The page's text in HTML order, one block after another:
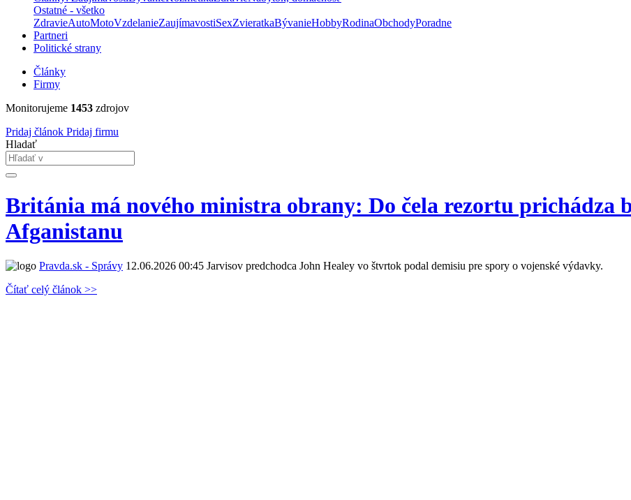
Ostatné - všetko
ZdravieAutoMotoVzdelanieZaujímavostiSexZvieratkaBývanieHobbyRodinaObchodyPoradne
Partneri
Politické strany
Články
Firmy
Monitorujeme 1453 zdrojov
Pridaj článok Pridaj firmu
Hladať
Británia má nového ministra obrany: Do čela rezortu prichádza
Afganistanu
Pravda.sk - Správy 12.06.2026 00:45 Jarvisov predchodca John Healey vo štvrtok podal demisiu pre spory o vojenské výdavky.
Čítať celý článok >>